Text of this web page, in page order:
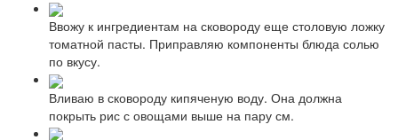
Ввожу к ингредиентам на сковороду еще столовую ложку
томатной пасты. Приправляю компоненты блюда солью
по вкусу.
Вливаю в сковороду кипяченую воду. Она должна
покрыть рис с овощами выше на пару см.